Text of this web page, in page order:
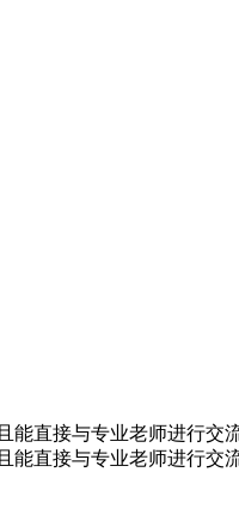
能直接与专业老师进行交
能直接与专业老师进行交